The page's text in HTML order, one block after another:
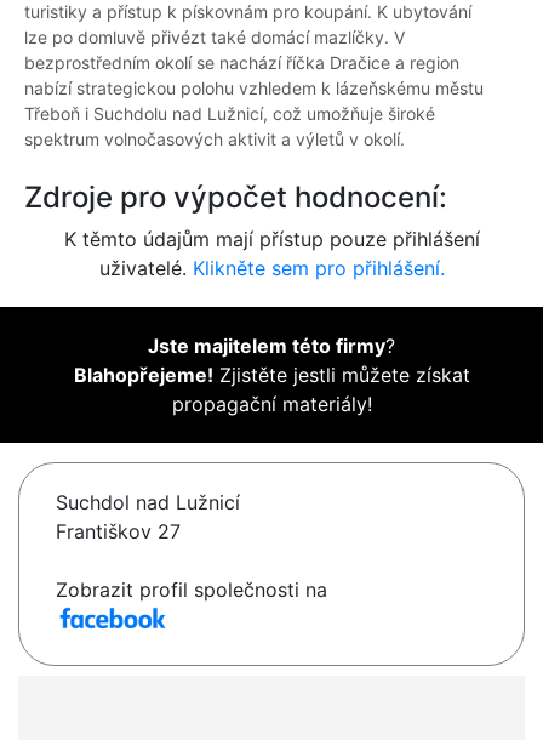
turistiky a přístup k pískovnám pro koupání. K ubytování
lze po domluvě přivézt také domácí mazlíčky. V
bezprostředním okolí se nachází říčka Dračice a region
nabízí strategickou polohu vzhledem k lázeňskému městu
Třeboň i Suchdolu nad Lužnicí, což umožňuje široké
spektrum volnočasových aktivit a výletů v okolí.
Zdroje pro výpočet hodnocení:
K těmto údajům mají přístup pouze přihlášení
uživatelé. Klikněte sem pro přihlášení.
Jste majitelem této firmy?
Blahopřejeme! Zjistěte jestli můžete získat
propagační materiály!
Suchdol nad Lužnicí
Františkov 27
Zobrazit profil společnosti na